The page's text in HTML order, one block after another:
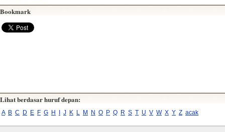
Bookmark
Lihat berdasar huruf depan:
A B C D E F G H J K L M N O P Q R S T U V W X Y Z acak